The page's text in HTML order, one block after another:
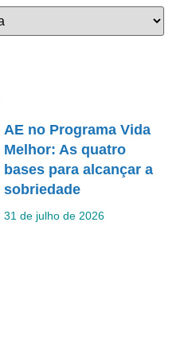
AE no Programa Vida
Melhor: As quatro
bases para alcançar a
sobriedade
31 de julho de 2026